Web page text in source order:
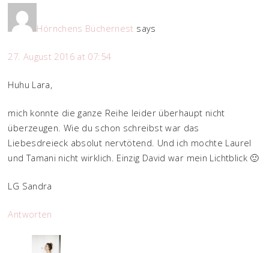
Hörnchens Büchernest says
27. August 2016 at 07:54
Huhu Lara,
mich konnte die ganze Reihe leider überhaupt nicht
überzeugen. Wie du schon schreibst war das
Liebesdreieck absolut nervtötend. Und ich mochte Laurel
und Tamani nicht wirklich. Einzig David war mein Lichtblick 🙂
LG Sandra
Antworten